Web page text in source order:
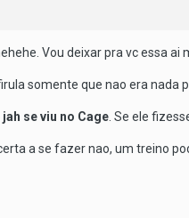
Vou deixar pra vc essa ai
somente que nao era nada
se viu no Cage . Se ele
a se fazer nao, um treino